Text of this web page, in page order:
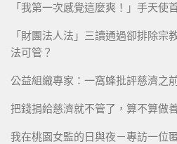
「我第一次感覺這麼爽！」手天使
「財團法人法」三讀通過卻排除宗
法可管？
公益組織專家：一窩蜂批評慈濟之
把錢捐給慈濟就不管了，算不算做
我在桃園女監的日與夜－專訪一位